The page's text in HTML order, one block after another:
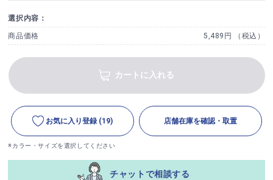
選択内容：
商品価格 5,489円 （税込）
カートに入れる
お気に入り登録 (19) 店舗在庫を確認・取置
※カラー・サイズを選択してください
チャットで相談する